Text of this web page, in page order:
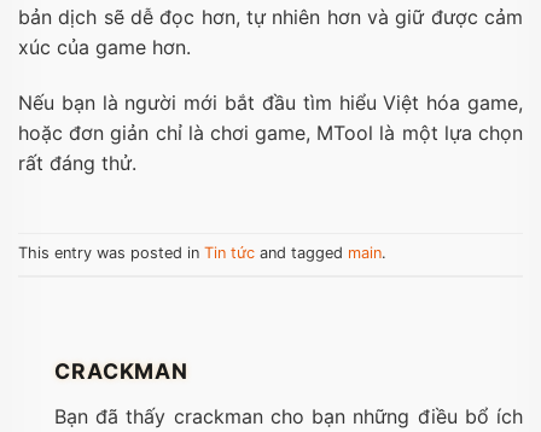
bản dịch sẽ dễ đọc hơn, tự nhiên hơn và giữ được cảm
xúc của game hơn.
Nếu bạn là người mới bắt đầu tìm hiểu Việt hóa game,
hoặc đơn giản chỉ là chơi game, MTool là một lựa chọn
rất đáng thử.
This entry was posted in Tin tức and tagged main.
CRACKMAN
Bạn đã thấy crackman cho bạn những điều bổ ích